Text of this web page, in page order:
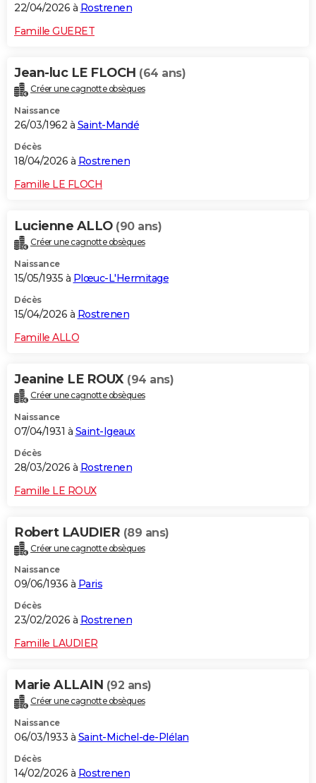
22/04/2026 à Rostrenen
Famille GUERET
Jean-luc LE FLOCH (64 ans)
Créer une cagnotte obsèques
Naissance
26/03/1962 à Saint-Mandé
Décès
18/04/2026 à Rostrenen
Famille LE FLOCH
Lucienne ALLO (90 ans)
Créer une cagnotte obsèques
Naissance
15/05/1935 à Plœuc-L'Hermitage
Décès
15/04/2026 à Rostrenen
Famille ALLO
Jeanine LE ROUX (94 ans)
Créer une cagnotte obsèques
Naissance
07/04/1931 à Saint-Igeaux
Décès
28/03/2026 à Rostrenen
Famille LE ROUX
Robert LAUDIER (89 ans)
Créer une cagnotte obsèques
Naissance
09/06/1936 à Paris
Décès
23/02/2026 à Rostrenen
Famille LAUDIER
Marie ALLAIN (92 ans)
Créer une cagnotte obsèques
Naissance
06/03/1933 à Saint-Michel-de-Plélan
Décès
14/02/2026 à Rostrenen